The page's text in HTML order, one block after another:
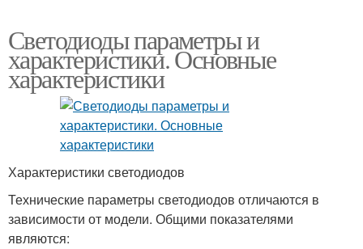
Светодиоды параметры и
характеристики. Основные
характеристики
Характеристики светодиодов
Технические параметры светодиодов отличаются в
зависимости от модели. Общими показателями
являются: